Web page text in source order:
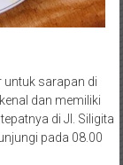
untuk sarapan di
dan memiliki
di Jl. Siligita
pada 08.00